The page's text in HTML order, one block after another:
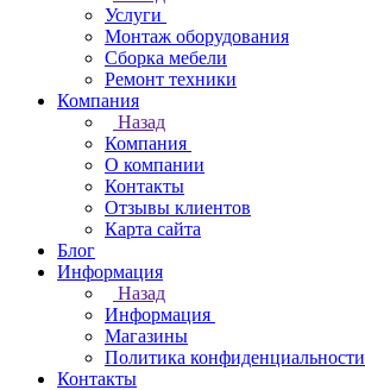
Услуги
Монтаж оборудования
Сборка мебели
Ремонт техники
Компания
Назад
Компания
О компании
Контакты
Отзывы клиентов
Карта сайта
Блог
Информация
Назад
Информация
Магазины
Политика конфиденциальности
Контакты